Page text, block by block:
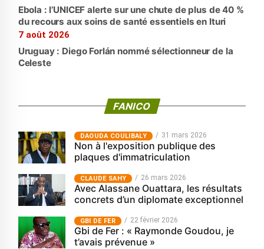
Ebola : l’UNICEF alerte sur une chute de plus de 40 %
du recours aux soins de santé essentiels en Ituri
7 août 2026
Uruguay : Diego Forlán nommé sélectionneur de la
Celeste
FANICO
‎DAOUDA COULIBALY 31 mars 2026
Non à l'exposition publique des
plaques d'immatriculation
CLAUDE SAHY 26 mars 2026
Avec Alassane Ouattara, les résultats
concrets d’un diplomate exceptionnel
GBI DE FER 22 février 2026
Gbi de Fer : « Raymonde Goudou, je
t’avais prévenue »